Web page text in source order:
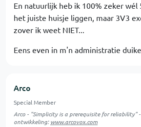
En natuurlijk heb ik 100% zeker wél
het juiste huisje liggen, maar 3V3
zover ik weet NIET...
Eens even in m'n administratie
Arco
Special Member
Arco - "Simplicity is a prerequisite for reliability"
ontwikkeling:www.arcovox.com